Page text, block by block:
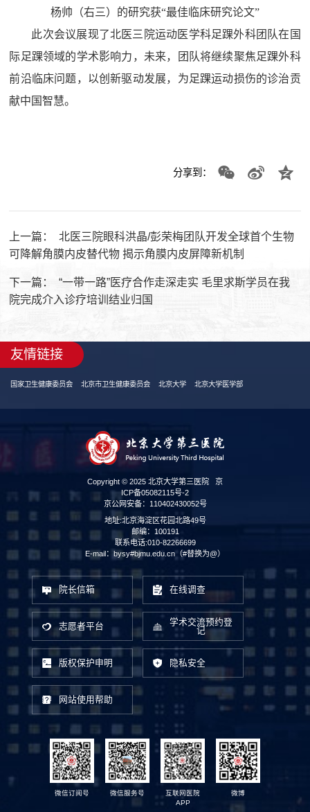
杨帅（右三）的研究获“最佳临床研究论文”
此次会议展现了北医三院运动医学科足踝外科团队在国
际足踝领域的学术影响力，未来，团队将继续聚焦足踝外科
前沿临床问题，以创新驱动发展，为足踝运动损伤的诊治贡
献中国智慧。
分享到：
上一篇：
北医三院眼科洪晶/彭荣梅团队开发全球首个生物
可降解角膜内皮替代物 揭示角膜内皮屏障新机制
下一篇：
“一带一路”医疗合作走深走实 毛里求斯学员在我
院完成介入诊疗培训结业归国
友情链接
国家卫生健康委员会 北京市卫生健康委员会 北京大学 北京大学医学部
Copyright © 2025 北京大学第三医院 京
ICP备05082115号-2
京公网安备：110402430052号
地址:北京海淀区花园北路49号
邮编：100191
联系电话:010-82266699
E-mail：bysy#bjmu.edu.cn（#替换为@）
院长信箱 在线调查
志愿者平台
学术交流预约登
记
版权保护申明 隐私安全
网站使用帮助
微信订阅号 微信服务号
互联网医院
APP
微博